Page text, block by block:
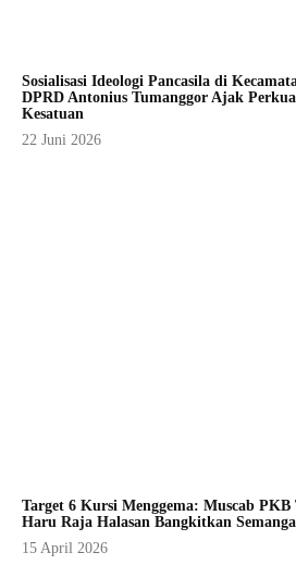
Sosialisasi Ideologi Pancasila di
DPRD Antonius Tumanggor Ajak
Kesatuan
22 Juni 2026
Target 6 Kursi Menggema: Muscab PKB
Haru Raja Halasan Bangkitkan
15 April 2026